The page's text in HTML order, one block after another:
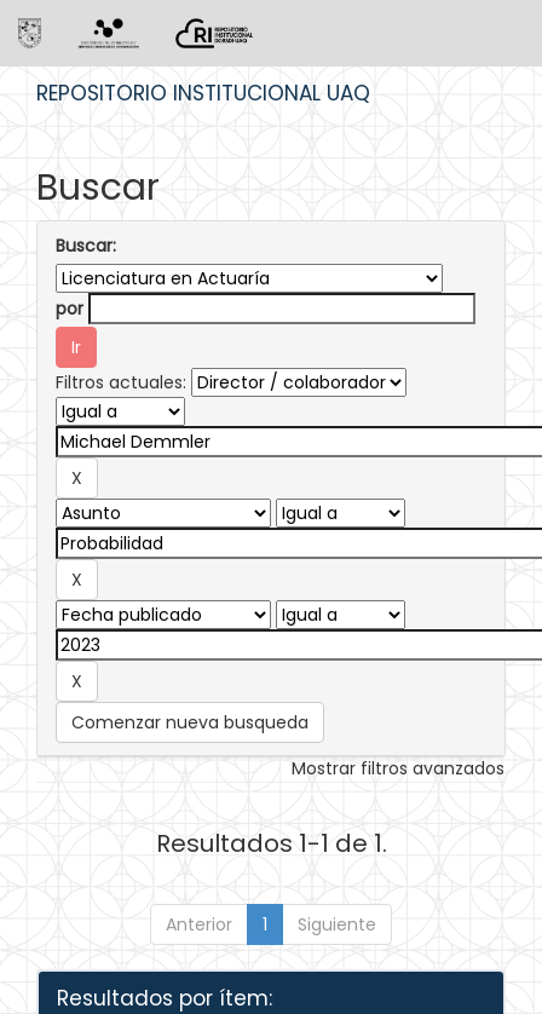
REPOSITORIO INSTITUCIONAL UAQ
Buscar
Buscar:
por
Filtros actuales:
Comenzar nueva busqueda
Mostrar filtros avanzados
Resultados 1-1 de 1.
Anterior 1 Siguiente
Resultados por ítem: